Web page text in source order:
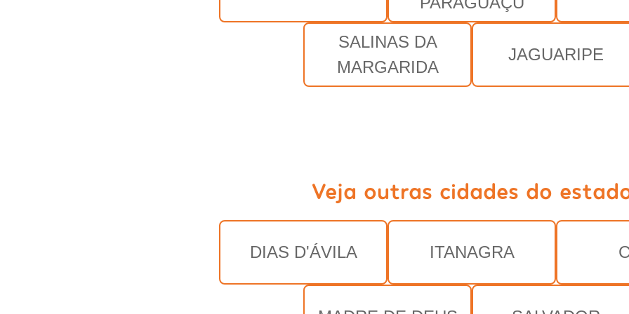
SALINAS DA
MARGARIDA
JAGUARIPE
Veja outras cidades do
DIAS D'ÁVILA ITANAGRA